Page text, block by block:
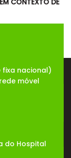
CONTEXTO DE
fixa nacional)
móvel
do Hospital